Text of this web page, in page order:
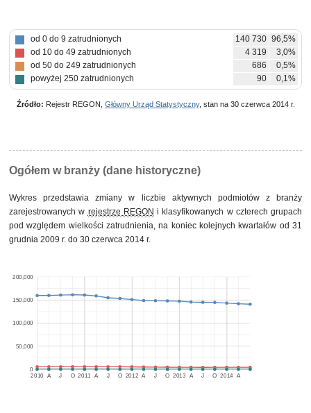
od 0 do 9 zatrudnionych 140 730 96,5%
od 10 do 49 zatrudnionych
4 319
3,0%
od 50 do 249 zatrudnionych
686
0,5%
powyżej 250 zatrudnionych
90 0,1%
Źródło: Rejestr REGON, Główny Urząd Statystyczny, stan na 30 czerwca 2014 r.
Ogółem w branży (dane historyczne)
Wykres przedstawia zmiany w liczbie aktywnych podmiotów z branży
zarejestrowanych w rejestrze REGON i klasyfikowanych w czterech grupach
pod względem wielkości zatrudnienia, na koniec kolejnych kwartałów od 31
grudnia 2009 r. do 30 czerwca 2014 r.
2010 2011 2012 2013 2014
A J O A J O A J O A J O A
0
50,000
100,000
150,000
200,000